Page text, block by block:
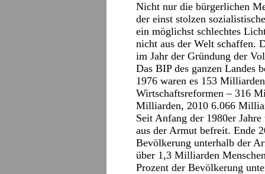
Nicht nur die bürgerlichen
der einst stolzen
ein möglichst schlechtes
nicht aus der Welt schaffen.
im Jahr der Gründung der
Das BIP des ganzen Landes
1976 waren es 153
Wirtschaftsreformen – 316
Milliarden, 2010 6.066
Seit Anfang der 1980er
aus der Armut befreit. Ende
Bevölkerung unterhalb der
über 1,3 Milliarden
Prozent der Bevölkerung